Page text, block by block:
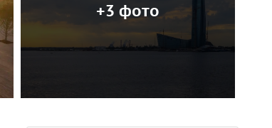
+3 фото